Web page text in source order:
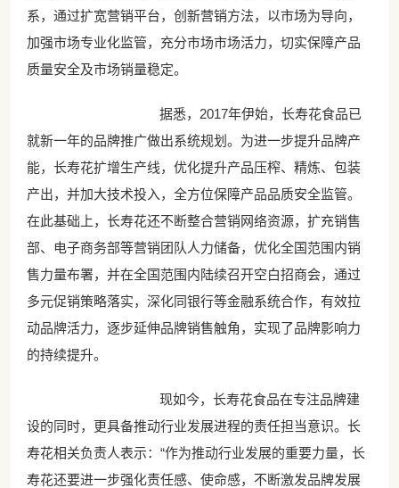
系，通过扩宽营销平台，创新营销方法，以市场为导向，
加强市场专业化监管，充分市场市场活力，切实保障产品
质量安全及市场销量稳定。
据悉，2017年伊始，长寿花食品已
就新一年的品牌推广做出系统规划。为进一步提升品牌产
能，长寿花扩增生产线，优化提升产品压榨、精炼、包装
产出，并加大技术投入，全方位保障产品品质安全监管。
在此基础上，长寿花还不断整合营销网络资源，扩充销售
部、电子商务部等营销团队人力储备，优化全国范围内销
售力量布署，并在全国范围内陆续召开空白招商会，通过
多元促销策略落实，深化同银行等金融系统合作，有效拉
动品牌活力，逐步延伸品牌销售触角，实现了品牌影响力
的持续提升。
现如今，长寿花食品在专注品牌建
设的同时，更具备推动行业发展进程的责任担当意识。长
寿花相关负责人表示：“作为推动行业发展的重要力量，长
寿花还要进一步强化责任感、使命感，不断激发品牌发展